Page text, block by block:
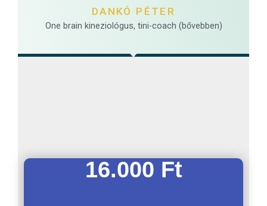
DANKÓ PÉTER
One brain kineziológus, tini-coach (bővebben)
16.000 Ft